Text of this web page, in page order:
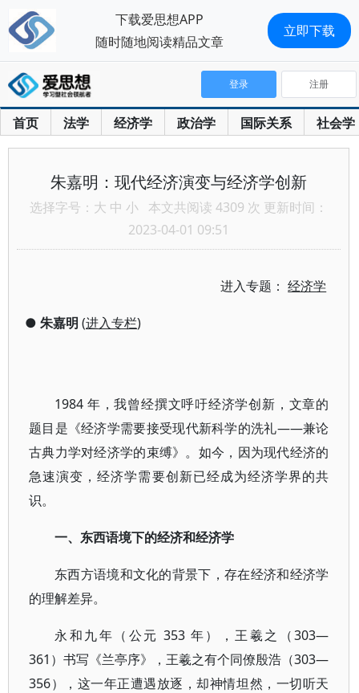
首页 法学 经济学 政治学 国际关系 社会学
登录 注册
朱嘉明：现代经济演变与经济学创新
选择字号： 大 中 小 本文共阅读 4309 次 更新时间：
2023-04-01 09:51
进入专题：经济学
● 朱嘉明 (进入专栏)
1984 年，我曾经撰文呼吁经济学创新，文章的
题目是《经济学需要接受现代新科学的洗礼——兼论
古典力学对经济学的束缚》。如今，因为现代经济的
急速演变，经济学需要创新已经成为经济学界的共
识。
一、东西语境下的经济和经济学
东西方语境和文化的背景下，存在经济和经济学
的理解差异。
永和九年（公元 353 年），王羲之（303—
361）书写《兰亭序》，王羲之有个同僚殷浩（303—
356），这一年正遭遇放逐，却神情坦然，一切听天
下载爱思想APP
随时随地阅读精品文章
立即下载